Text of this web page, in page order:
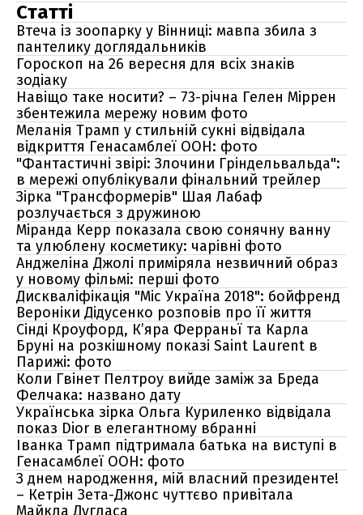
Статті
Втеча із зоопарку у Вінниці: мавпа збила з
пантелику доглядальників
Гороскоп на 26 вересня для всіх знаків
зодіаку
Навіщо таке носити? – 73-річна Гелен Міррен
збентежила мережу новим фото
Меланія Трамп у стильній сукні відвідала
відкриття Генасамблеї ООН: фото
"Фантастичні звірі: Злочини Гріндельвальда":
в мережі опублікували фінальний трейлер
Зірка "Трансформерів" Шая Лабаф
розлучається з дружиною
Міранда Керр показала свою сонячну ванну
та улюблену косметику: чарівні фото
Анджеліна Джолі приміряла незвичний образ
у новому фільмі: перші фото
Дискваліфікація "Міс Україна 2018": бойфренд
Вероніки Дідусенко розповів про її життя
Сінді Кроуфорд, К’яра Ферраньї та Карла
Бруні на розкішному показі Saint Laurent в
Парижі: фото
Коли Гвінет Пелтроу вийде заміж за Бреда
Фелчака: названо дату
Українська зірка Ольга Куриленко відвідала
показ Dior в елегантному вбранні
Іванка Трамп підтримала батька на виступі в
Генасамблеї ООН: фото
З днем народження, мій власний президенте!
– Кетрін Зета-Джонс чуттєво привітала
Майкла Дугласа